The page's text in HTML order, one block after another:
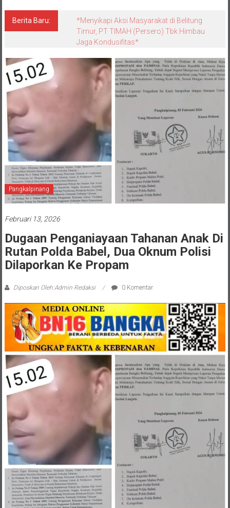
Berita Baru:
*Satgas Tricakti vs Polisi di Belitung: Ketika
Negara Beradu Otoritas di Atas 52,5 Ton
Pasir Timah*
Pangkalpinang
Februari 13, 2026
Dugaan Penganiayaan Tahanan Anak Di
Rutan Polda Babel, Dua Oknum Polisi
Dilaporkan Ke Propam
Diposkan Oleh:Admin Redaksi 0 Komentar